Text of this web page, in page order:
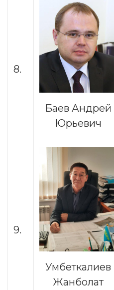
8.
Баев Андрей
Юрьевич
9.
Умбеткалиев
Жанболат